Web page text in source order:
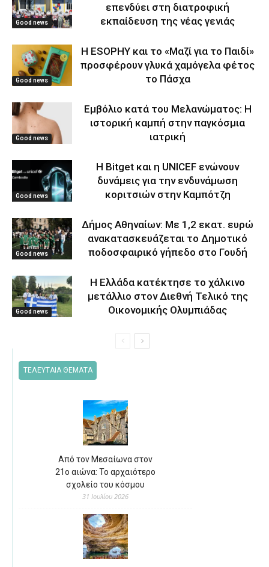
Good news
επενδύει στη διατροφική
εκπαίδευση της νέας γενιάς
Good news
Η ESOPHY και το «Μαζί για το Παιδί»
προσφέρουν γλυκά χαμόγελα φέτος
το Πάσχα
Good news
Εμβόλιο κατά του Μελανώματος: Η
ιστορική καμπή στην παγκόσμια
ιατρική
Good news
Η Bitget και η UNICEF ενώνουν
δυνάμεις για την ενδυνάμωση
κοριτσιών στην Καμπότζη
Good news
Δήμος Αθηναίων: Με 1,2 εκατ. ευρώ
ανακατασκευάζεται το Δημοτικό
ποδοσφαιρικό γήπεδο στο Γουδή
Good news
Η Ελλάδα κατέκτησε το χάλκινο
μετάλλιο στον Διεθνή Τελικό της
Οικονομικής Ολυμπιάδας
ΤΕΛΕΥΤΑΙΑ ΘΕΜΑΤΑ
Από τον Μεσαίωνα στον
21ο αιώνα: Το αρχαιότερο
σχολείο του κόσμου
31 Ιουλίου 2026